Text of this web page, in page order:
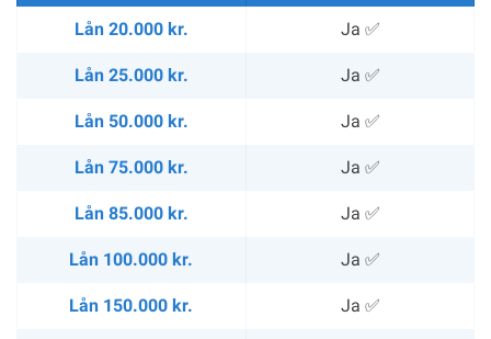
Lån 20.000 kr. Ja ✅
Lån 25.000 kr. Ja ✅
Lån 50.000 kr. Ja ✅
Lån 75.000 kr. Ja ✅
Lån 85.000 kr. Ja ✅
Lån 100.000 kr. Ja ✅
Lån 150.000 kr. Ja ✅